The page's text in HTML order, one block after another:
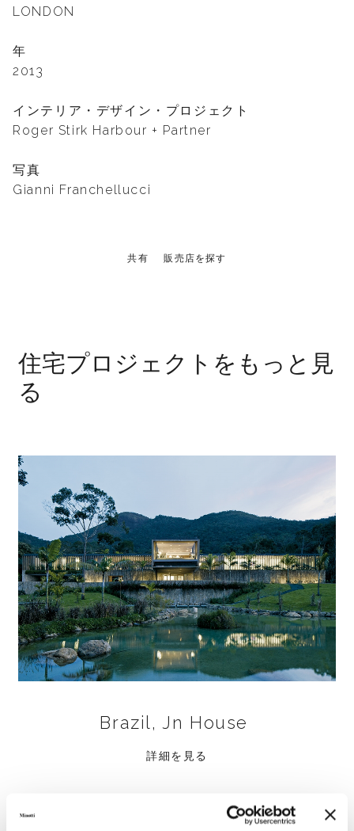
LONDON
年
2013
インテリア・デザイン・プロジェクト
Roger Stirk Harbour + Partner
写真
Gianni Franchellucci
共有 販売店を探す
住宅プロジェクトをもっと見
る
Brazil, Jn House
詳細を見る